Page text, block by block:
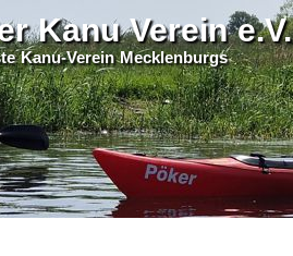
Kanu Verein e.V.
Kanu-Verein Mecklenburgs